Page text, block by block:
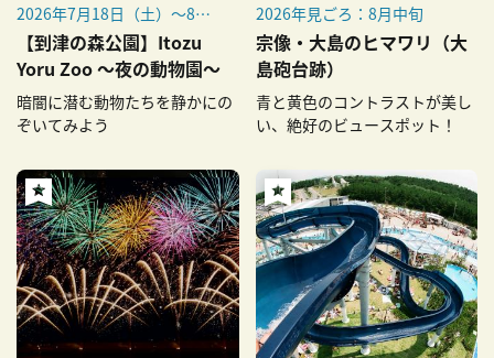
2026年7月18日（土）～8月
31日（月）の土・日曜、祝
日、8月13日（木）・14日
（金）（全18日間）
【到津の森公園】Itozu
Yoru Zoo ～夜の動物園～
暗闇に潜む動物たちを静かにの
ぞいてみよう
2026年見ごろ：8月中旬
宗像・大島のヒマワリ（大
島砲台跡）
青と黄色のコントラストが美し
い、絶好のビュースポット！